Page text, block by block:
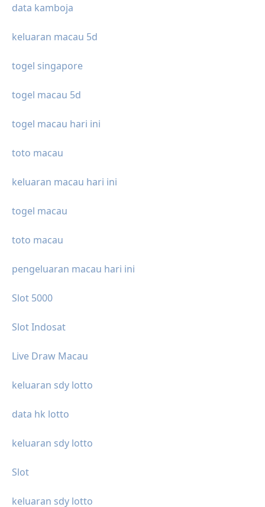
data kamboja
keluaran macau 5d
togel singapore
togel macau 5d
togel macau hari ini
toto macau
keluaran macau hari ini
togel macau
toto macau
pengeluaran macau hari ini
Slot 5000
Slot Indosat
Live Draw Macau
keluaran sdy lotto
data hk lotto
keluaran sdy lotto
Slot
keluaran sdy lotto